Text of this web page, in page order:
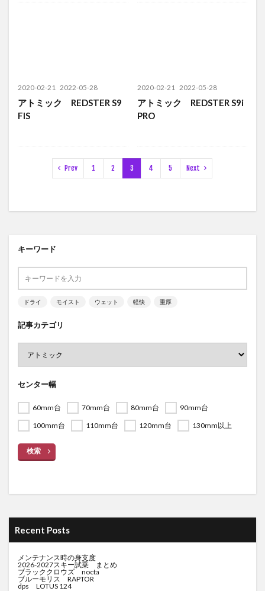
2020-02-21 2022-05-28
アトミック REDSTER S9
FIS
2020-02-21 2022-05-28
アトミック REDSTER S9i
PRO
Prev 1 2 3 4 5 Next
キーワード
ドライ モイスト ウェット 軽快 重厚
記事カテゴリ
センター幅
60mm台 70mm台 80mm台
90mm台
100mm台
110mm台 120mm台 130mm以上
検索
Recent Posts
メンテナンス時の身支度
2026-2027スキー試乗 まとめ
ブラッククロウズ nocta
ブルーモリス RAPTOR
dps LOTUS 124